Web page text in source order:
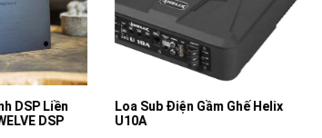
Liền
DSP
Loa Sub Điện Gầm Ghế Helix
U10A